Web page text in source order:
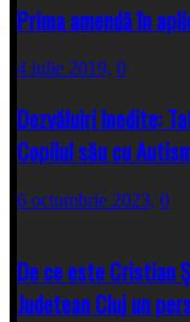
Prima amendă în
4 iulie 2019, 0
Dezvăluiri Inedite:
Copilul său cu
6 octombrie 2023, 0
De ce este Cristian
Judetean Cluj un